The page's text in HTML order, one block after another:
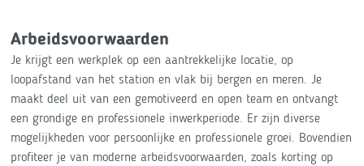
Arbeidsvoorwaarden
Je krijgt een werkplek op een aantrekkelijke locatie, op
loopafstand van het station en vlak bij bergen en meren. Je
maakt deel uit van een gemotiveerd en open team en ontvangt
een grondige en professionele inwerkperiode. Er zijn diverse
mogelijkheden voor persoonlijke en professionele groei. Bovendien
profiteer je van moderne arbeidsvoorwaarden, zoals korting op